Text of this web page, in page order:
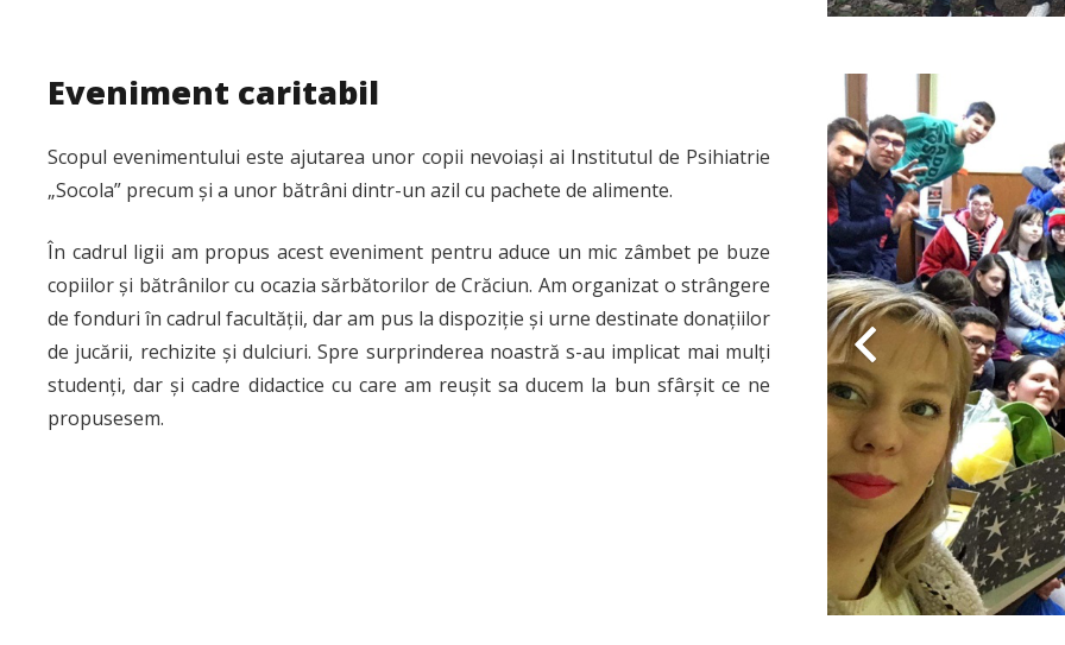
Eveniment caritabil
Scopul evenimentului este ajutarea unor copii nevoiași ai Institutul de Psihiatrie
„Socola” precum și a unor bătrâni dintr-un azil cu pachete de alimente.
În cadrul ligii am propus acest eveniment pentru aduce un mic zâmbet pe buze
copiilor și bătrânilor cu ocazia sărbătorilor de Crăciun. Am organizat o strângere
de fonduri în cadrul facultății, dar am pus la dispoziție și urne destinate donațiilor
de jucării, rechizite și dulciuri. Spre surprinderea noastră s-au implicat mai mulți
studenți, dar și cadre didactice cu care am reușit sa ducem la bun sfârșit ce ne
propusesem.